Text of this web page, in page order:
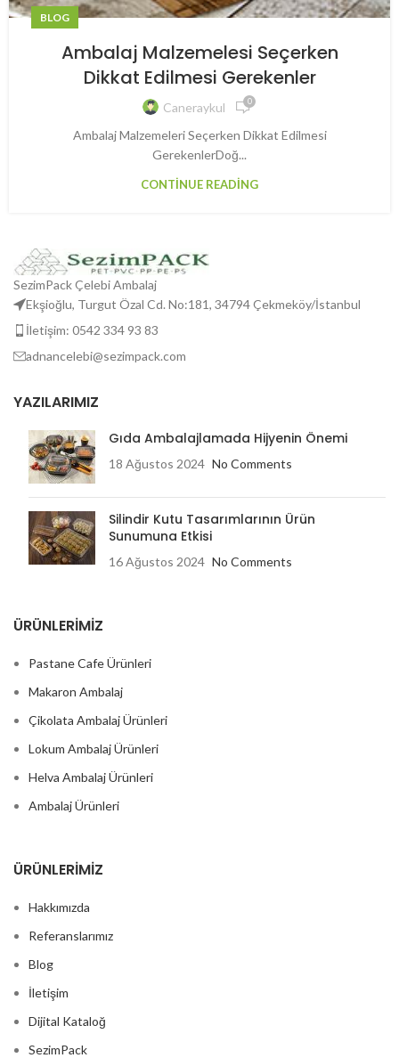
BLOG
Ambalaj Malzemelesi Seçerken
Dikkat Edilmesi Gerekenler
Caneraykul 0
Ambalaj Malzemeleri Seçerken Dikkat Edilmesi
GerekenlerDoğ...
CONTINUE READING
SezimPack Çelebi Ambalaj
Ekşioğlu, Turgut Özal Cd. No:181, 34794 Çekmeköy/İstanbul
İletişim: 0542 334 93 83
adnancelebi@sezimpack.com
YAZILARIMIZ
Gıda Ambalajlamada Hijyenin Önemi
18 Ağustos 2024 No Comments
Silindir Kutu Tasarımlarının Ürün
Sunumuna Etkisi
16 Ağustos 2024 No Comments
ÜRÜNLERIMIZ
Pastane Cafe Ürünleri
Makaron Ambalaj
Çikolata Ambalaj Ürünleri
Lokum Ambalaj Ürünleri
Helva Ambalaj Ürünleri
Ambalaj Ürünleri
ÜRÜNLERIMIZ
Hakkımızda
Referanslarımız
Blog
İletişim
Dijital Kataloğ
SezimPack